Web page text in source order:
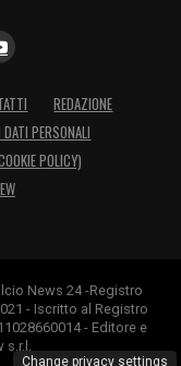
REDAZIONE
PERSONALI
POLICY)
News 24 -Registro
- Iscritto al Registro
- Editore e
Change privacy settings